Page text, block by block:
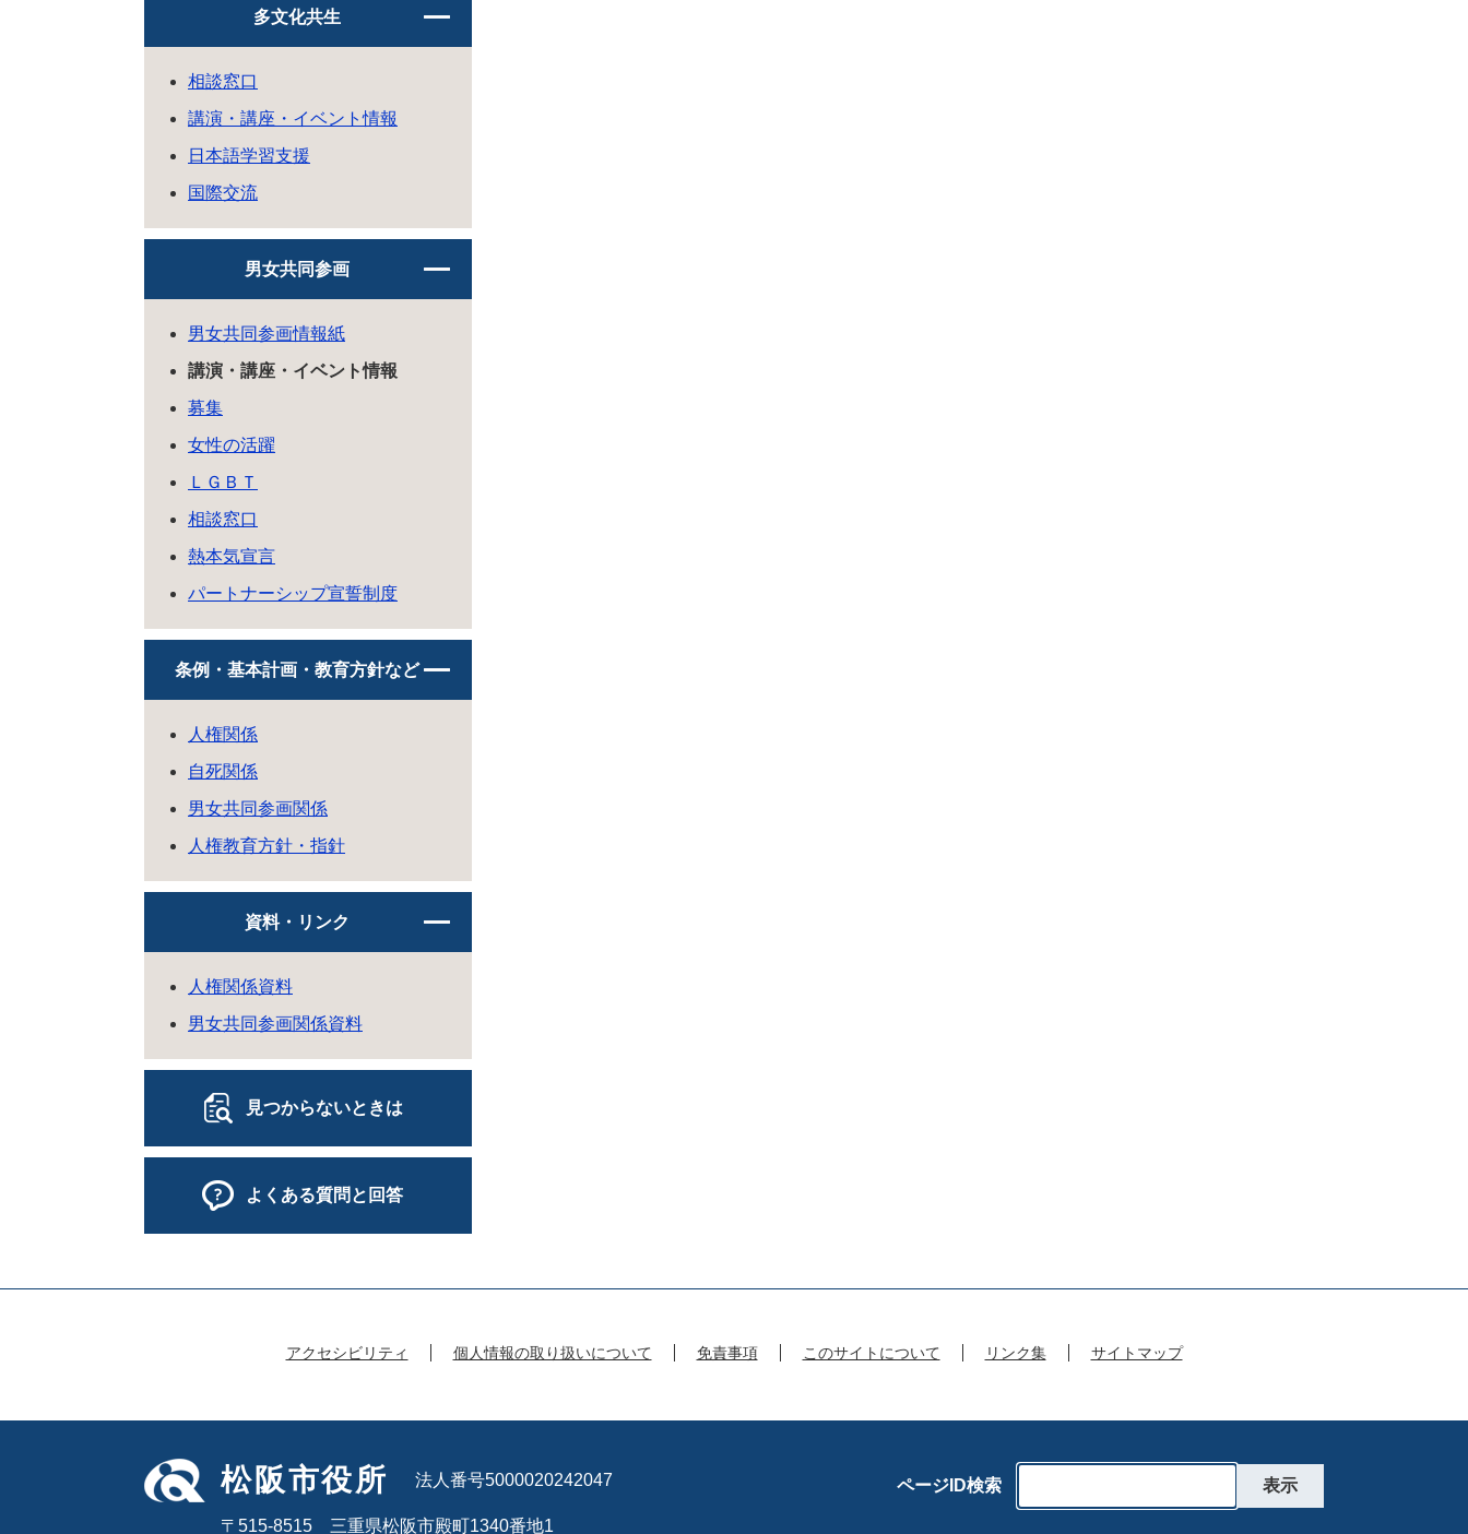
多文化共生
相談窓口
講演・講座・イベント情報
日本語学習支援
国際交流
男女共同参画
男女共同参画情報紙
講演・講座・イベント情報
募集
女性の活躍
ＬＧＢＴ
相談窓口
熱本気宣言
パートナーシップ宣誓制度
条例・基本計画・教育方針など
人権関係
自死関係
男女共同参画関係
人権教育方針・指針
資料・リンク
人権関係資料
男女共同参画関係資料
見つからないときは
よくある質問と回答
アクセシビリティ 個人情報の取り扱いについて 免責事項 このサイトについて リンク集 サイトマップ
松阪市役所 法人番号5000020242047
〒515-8515 三重県松阪市殿町1340番地1
ページID検索